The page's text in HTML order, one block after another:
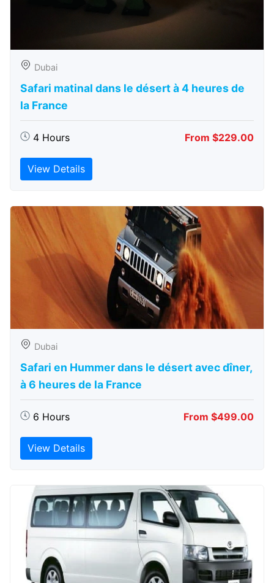
Dubai
Safari matinal dans le désert à 4 heures de
la France
4 Hours From $229.00
View Details
Dubai
Safari en Hummer dans le désert avec dîner,
à 6 heures de la France
6 Hours From $499.00
View Details